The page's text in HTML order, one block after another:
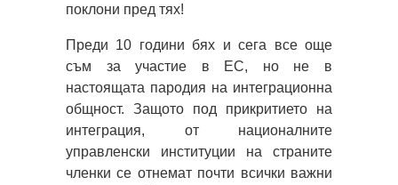
поклони пред тях!
Преди 10 години бях и сега все още
съм за участие в ЕС, но не в
настоящата пародия на интеграционна
общност. Защото под прикритието на
интеграция, от националните
управленски институции на страните
членки се отнемат почти всички важни